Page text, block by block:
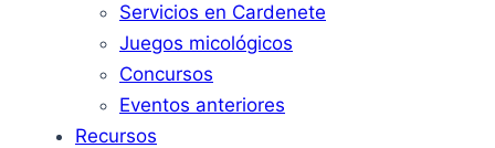
Servicios en Cardenete
Juegos micológicos
Concursos
Eventos anteriores
Recursos